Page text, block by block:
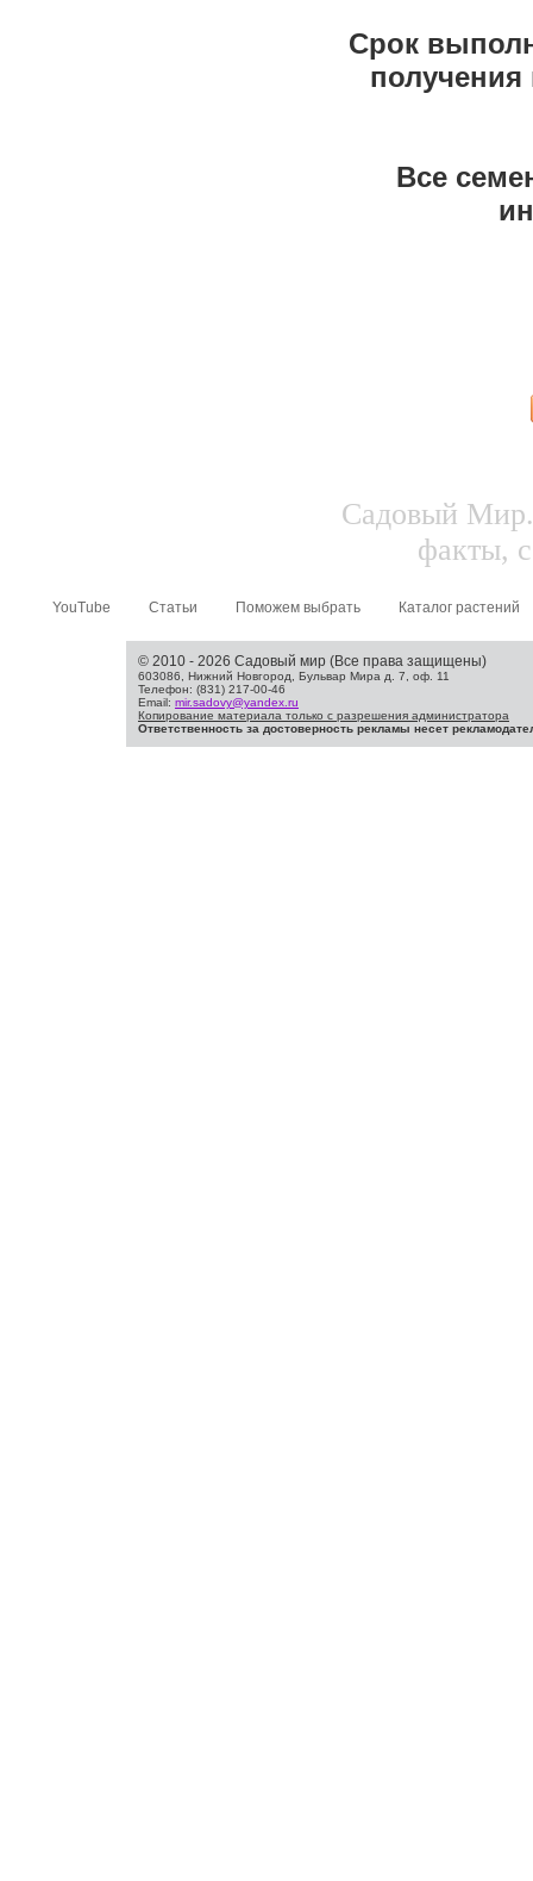
Срок
получения
Все
Садовый Мир.
факты,
YouTube Статьи Поможем выбрать Каталог растений
© 2010 - 2026 Садовый мир (Все права защищены)
603086, Нижний Новгород, Бульвар Мира д. 7, оф. 11
Телефон: (831) 217-00-46
Email: mir.sadovy@yandex.ru
Копирование материала только с разрешения администратора
Ответственность за достоверность рекламы несет